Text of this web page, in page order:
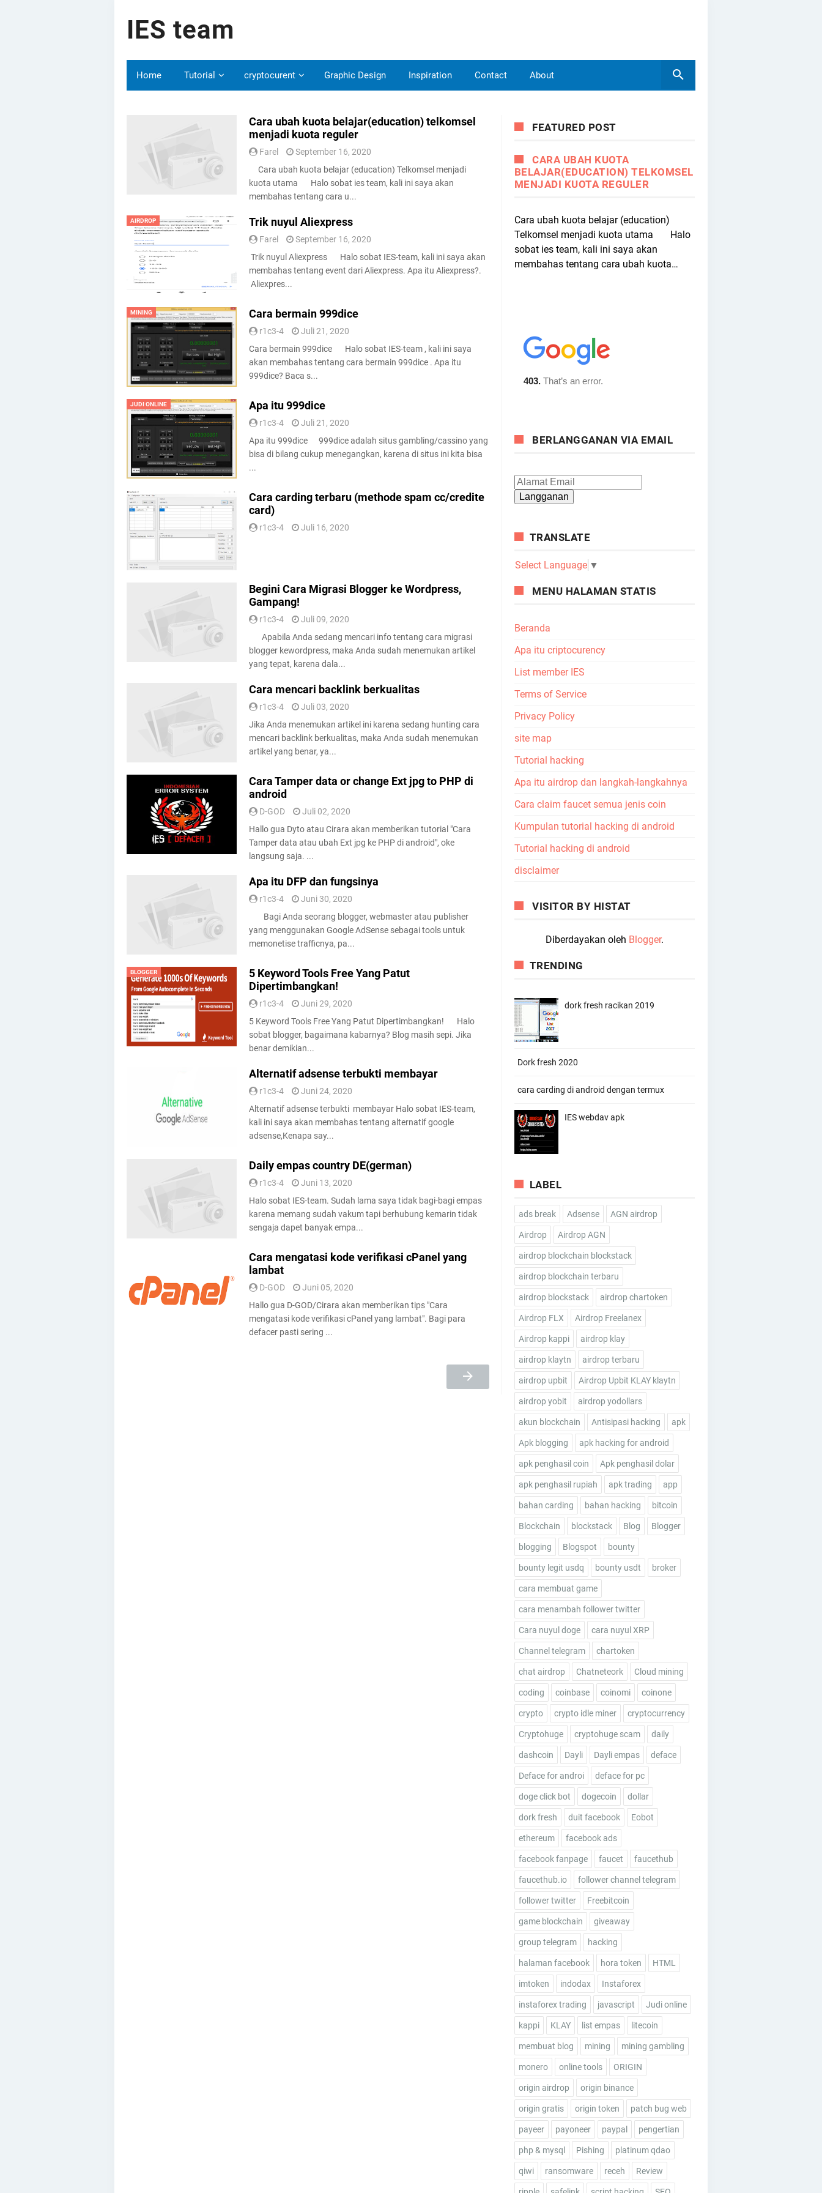
IES team
Home Tutorial cryptocurent Graphic Design Inspiration Contact About
Cara ubah kuota belajar(education) telkomsel
menjadi kuota reguler
Farel
September 16, 2020
Cara ubah kuota belajar (education) Telkomsel menjadi
kuota utama Halo sobat ies team, kali ini saya akan
membahas tentang cara u...
AIRDROP Trik nuyul Aliexpress
Farel
September 16, 2020
Trik nuyul Aliexpress Halo sobat IES-team, kali ini saya akan
membahas tentang event dari Aliexpress. Apa itu Aliexpress?.
Aliexpres...
MINING Cara bermain 999dice
r1c3-4
Juli 21, 2020
Cara bermain 999dice Halo sobat IES-team , kali ini saya
akan membahas tentang cara bermain 999dice . Apa itu
999dice? Baca s...
JUDI ONLINE Apa itu 999dice
r1c3-4
Juli 21, 2020
Apa itu 999dice 999dice adalah situs gambling/cassino yang
bisa di bilang cukup menegangkan, karena di situs ini kita bisa
...
Cara carding terbaru (methode spam cc/credite
card)
r1c3-4 Juli 16, 2020
Begini Cara Migrasi Blogger ke Wordpress,
Gampang!
r1c3-4
Juli 09, 2020
Apabila Anda sedang mencari info tentang cara migrasi
blogger kewordpress, maka Anda sudah menemukan artikel
yang tepat, karena dala...
Cara mencari backlink berkualitas
r1c3-4
Juli 03, 2020
Jika Anda menemukan artikel ini karena sedang hunting cara
mencari backlink berkualitas, maka Anda sudah menemukan
artikel yang benar, ya...
Cara Tamper data or change Ext jpg to PHP di
android
D-GOD
Juli 02, 2020
Hallo gua Dyto atau Cirara akan memberikan tutorial "Cara
Tamper data atau ubah Ext jpg ke PHP di android", oke
langsung saja. ...
Apa itu DFP dan fungsinya
r1c3-4
Juni 30, 2020
Bagi Anda seorang blogger, webmaster atau publisher
yang menggunakan Google AdSense sebagai tools untuk
memonetise trafficnya, pa...
BLOGGER
5 Keyword Tools Free Yang Patut
Dipertimbangkan!
r1c3-4
Juni 29, 2020
5 Keyword Tools Free Yang Patut Dipertimbangkan! Halo
sobat blogger, bagaimana kabarnya? Blog masih sepi. Jika
benar demikian...
Alternatif adsense terbukti membayar
r1c3-4
Juni 24, 2020
Alternatif adsense terbukti membayar Halo sobat IES-team,
kali ini saya akan membahas tentang alternatif google
adsense,Kenapa say...
Daily empas country DE(german)
r1c3-4
Juni 13, 2020
Halo sobat IES-team. Sudah lama saya tidak bagi-bagi empas
karena memang sudah vakum tapi berhubung kemarin tidak
sengaja dapet banyak empa...
Cara mengatasi kode verifikasi cPanel yang
lambat
D-GOD
Juni 05, 2020
Hallo gua D-GOD/Cirara akan memberikan tips "Cara
mengatasi kode verifikasi cPanel yang lambat". Bagi para
defacer pasti sering ...
FEATURED POST
CARA UBAH KUOTA
BELAJAR(EDUCATION) TELKOMSEL
MENJADI KUOTA REGULER
Cara ubah kuota belajar (education)
Telkomsel menjadi kuota utama Halo
sobat ies team, kali ini saya akan
membahas tentang cara ubah kuota…
BERLANGGANAN VIA EMAIL
TRANSLATE
Select Language ▼
MENU HALAMAN STATIS
Beranda
Apa itu criptocurency
List member IES
Terms of Service
Privacy Policy
site map
Tutorial hacking
Apa itu airdrop dan langkah-langkahnya
Cara claim faucet semua jenis coin
Kumpulan tutorial hacking di android
Tutorial hacking di android
disclaimer
VISITOR BY HISTAT
Diberdayakan oleh Blogger.
TRENDING
dork fresh racikan 2019
Dork fresh 2020
cara carding di android dengan termux
IES webdav apk
LABEL
ads break Adsense AGN airdrop
Airdrop Airdrop AGN
airdrop blockchain blockstack
airdrop blockchain terbaru
airdrop blockstack airdrop chartoken
Airdrop FLX Airdrop Freelanex
Airdrop kappi airdrop klay
airdrop klaytn airdrop terbaru
airdrop upbit Airdrop Upbit KLAY klaytn
airdrop yobit airdrop yodollars
akun blockchain Antisipasi hacking apk
Apk blogging apk hacking for android
apk penghasil coin Apk penghasil dolar
apk penghasil rupiah apk trading app
bahan carding bahan hacking bitcoin
Blockchain blockstack Blog Blogger
blogging Blogspot bounty
bounty legit usdq bounty usdt broker
cara membuat game
cara menambah follower twitter
Cara nuyul doge cara nuyul XRP
Channel telegram chartoken
chat airdrop Chatneteork Cloud mining
coding coinbase coinomi coinone
crypto crypto idle miner cryptocurrency
Cryptohuge cryptohuge scam daily
dashcoin Dayli Dayli empas deface
Deface for androi deface for pc
doge click bot dogecoin dollar
dork fresh duit facebook Eobot
ethereum facebook ads
facebook fanpage faucet faucethub
faucethub.io follower channel telegram
follower twitter Freebitcoin
game blockchain giveaway
group telegram hacking
halaman facebook hora token HTML
imtoken indodax Instaforex
instaforex trading javascript Judi online
kappi KLAY list empas litecoin
membuat blog mining mining gambling
monero online tools ORIGIN
origin airdrop origin binance
origin gratis origin token patch bug web
payeer payoneer paypal pengertian
php & mysql Pishing platinum qdao
qiwi ransomware receh Review